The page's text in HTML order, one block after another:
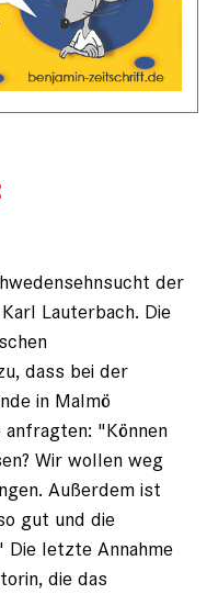
der
Lauterbach. Die
dass bei der
in Malmö
"Können
Wir wollen weg
Außerdem ist
gut und die
letzte Annahme
die das